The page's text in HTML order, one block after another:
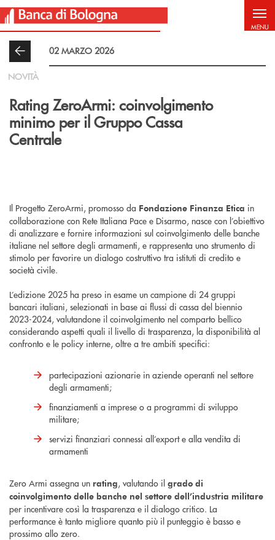
Salta al contenuto principale
MENU
02 MARZO 2026
NOVITÀ
Rating ZeroArmi: coinvolgimento
minimo per il Gruppo Cassa
Centrale
Il Progetto ZeroArmi, promosso da Fondazione Finanza Etica in
collaborazione con Rete Italiana Pace e Disarmo, nasce con l’obiettivo
di analizzare e fornire informazioni sul coinvolgimento delle banche
italiane nel settore degli armamenti, e rappresenta uno strumento di
stimolo per favorire un dialogo costruttivo tra istituti di credito e
società civile.
L’edizione 2025 ha preso in esame un campione di 24 gruppi
bancari italiani, selezionati in base ai flussi di cassa del biennio
2023-2024, valutandone il coinvolgimento nel comparto bellico
considerando aspetti quali il livello di trasparenza, la disponibilità al
confronto e le policy interne, oltre a tre ambiti specifici:
partecipazioni azionarie in aziende operanti nel settore
degli armamenti;
finanziamenti a imprese o a programmi di sviluppo
militare;
servizi finanziari connessi all’export e alla vendita di
armamenti
Zero Armi assegna un rating, valutando il grado di
coinvolgimento delle banche nel settore dell’industria militare
per incentivare così la trasparenza e il dialogo critico. La
performance è tanto migliore quanto più il punteggio è basso e
prossimo allo zero.